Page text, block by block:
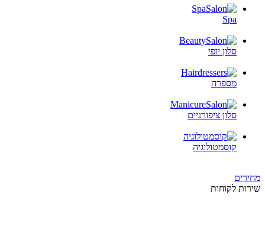
Spa
סלון יופי
מספרה
סלון ציפורניים
קוסמטולוגיה
מחירים
שירות לקוחות